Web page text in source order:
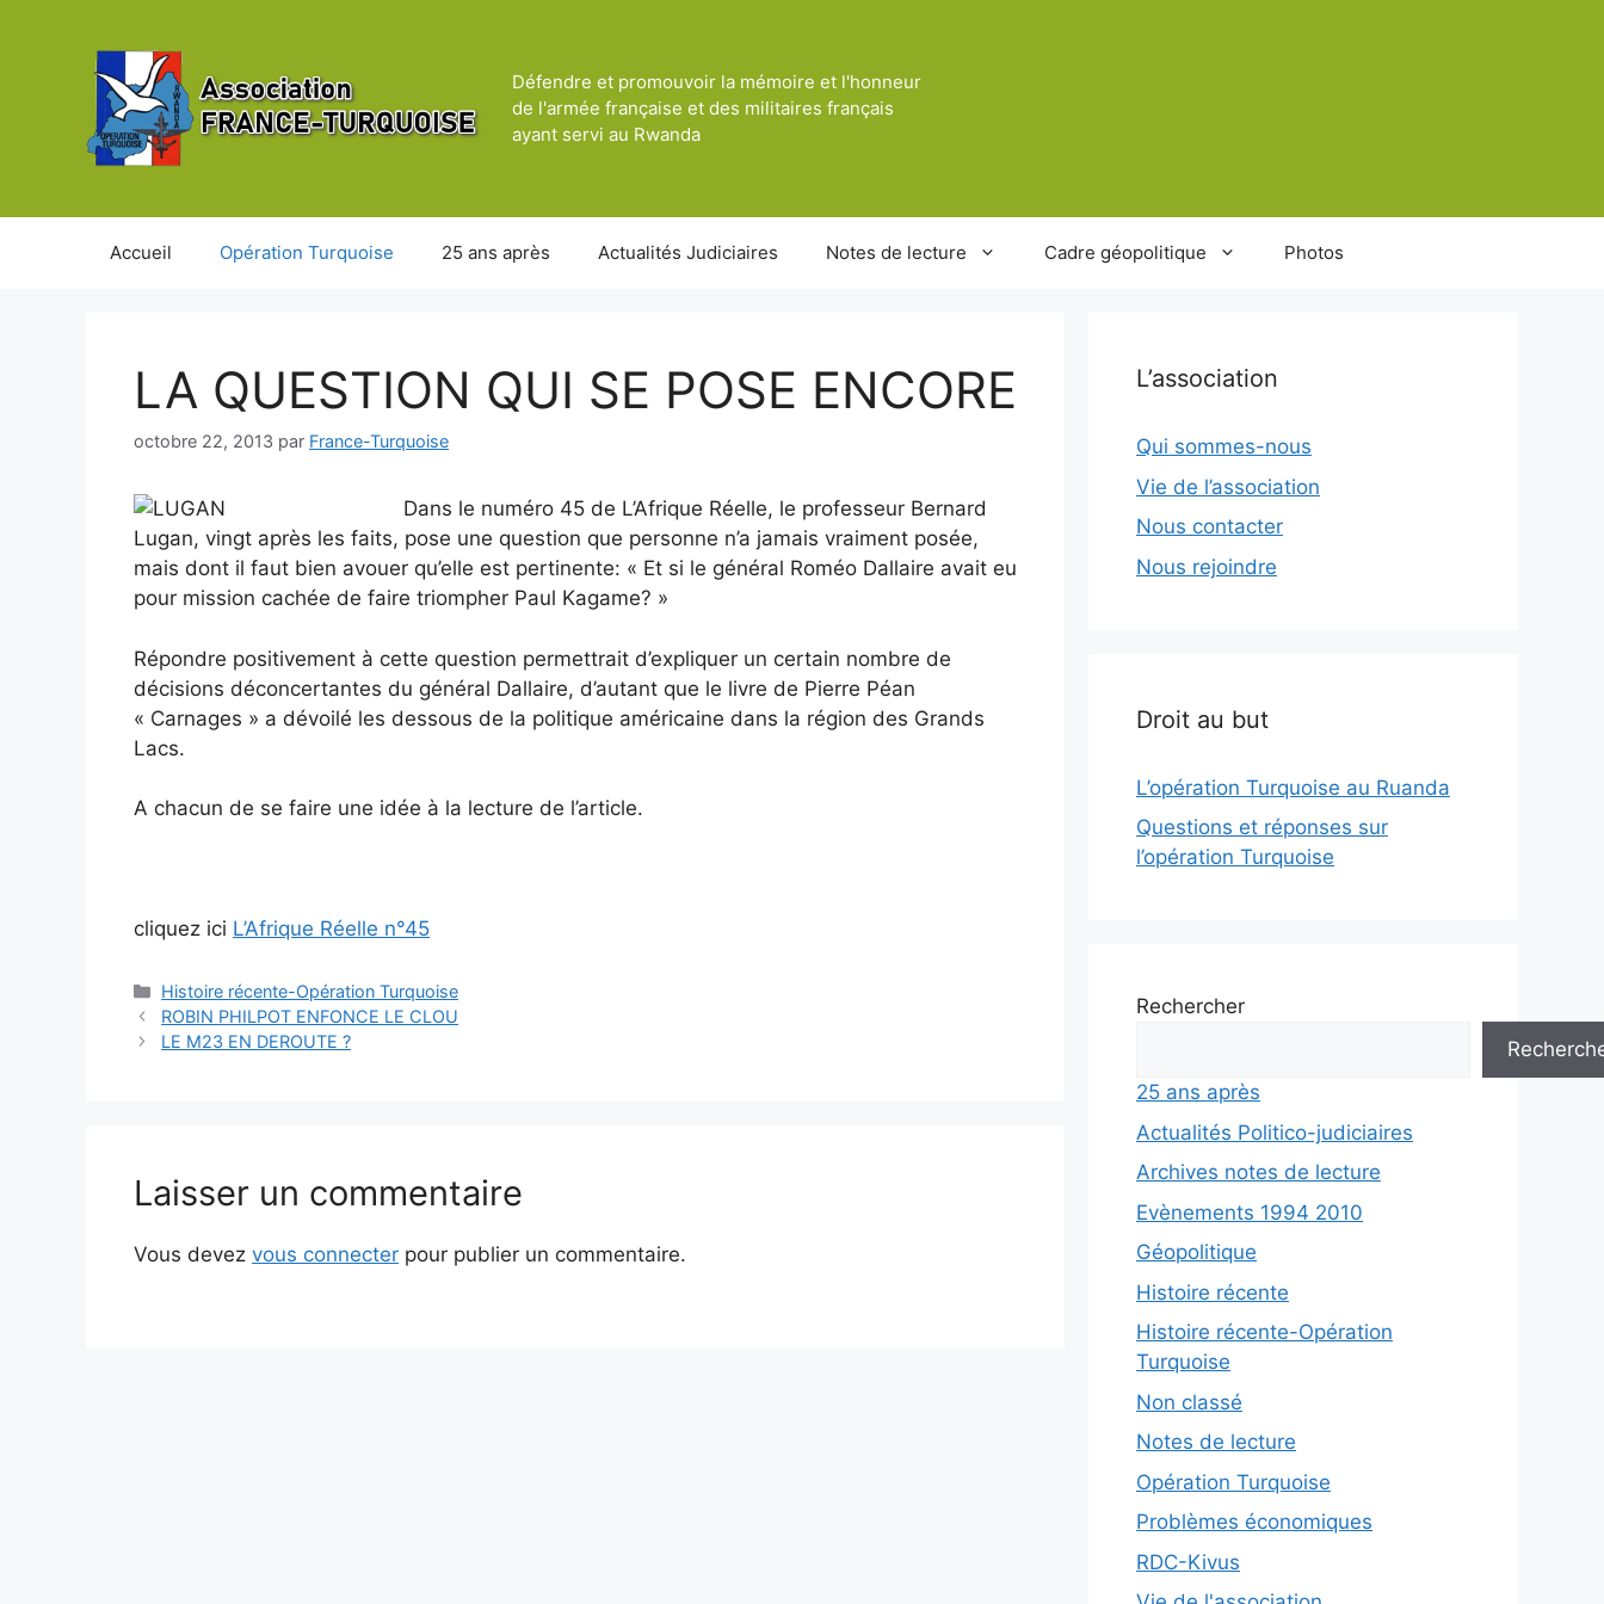
Défendre et promouvoir la mémoire et l'honneur
de l'armée française et des militaires français
ayant servi au Rwanda
Accueil Opération Turquoise 25 ans après Actualités Judiciaires Notes de lecture Cadre géopolitique Photos
LA QUESTION QUI SE POSE ENCORE
octobre 22, 2013 par France-Turquoise
Dans le numéro 45 de L’Afrique Réelle, le professeur Bernard
Lugan, vingt après les faits, pose une question que personne n’a jamais vraiment posée,
mais dont il faut bien avouer qu’elle est pertinente: « Et si le général Roméo Dallaire avait eu
pour mission cachée de faire triompher Paul Kagame? »
Répondre positivement à cette question permettrait d’expliquer un certain nombre de
décisions déconcertantes du général Dallaire, d’autant que le livre de Pierre Péan
« Carnages » a dévoilé les dessous de la politique américaine dans la région des Grands
Lacs.
A chacun de se faire une idée à la lecture de l’article.
cliquez ici L’Afrique Réelle n°45
Catégories
Histoire récente-Opération Turquoise
ROBIN PHILPOT ENFONCE LE CLOU
LE M23 EN DEROUTE ?
Laisser un commentaire
Vous devez vous connecter pour publier un commentaire.
L’association
Qui sommes-nous
Vie de l’association
Nous contacter
Nous rejoindre
Droit au but
L’opération Turquoise au Ruanda
Questions et réponses sur
l’opération Turquoise
Rechercher
25 ans après
Actualités Politico-judiciaires
Archives notes de lecture
Evènements 1994 2010
Géopolitique
Histoire récente
Histoire récente-Opération
Turquoise
Non classé
Notes de lecture
Opération Turquoise
Problèmes économiques
RDC-Kivus